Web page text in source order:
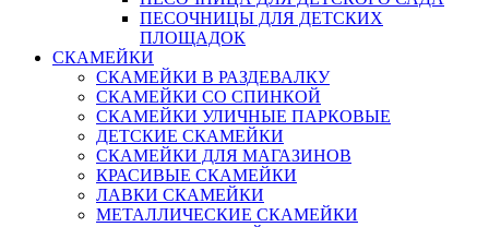
ПЕСОЧНИЦЫ ДЛЯ ДЕТСКИХ
ПЛОЩАДОК
СКАМЕЙКИ
СКАМЕЙКИ В РАЗДЕВАЛКУ
СКАМЕЙКИ СО СПИНКОЙ
СКАМЕЙКИ УЛИЧНЫЕ ПАРКОВЫЕ
ДЕТСКИЕ СКАМЕЙКИ
СКАМЕЙКИ ДЛЯ МАГАЗИНОВ
КРАСИВЫЕ СКАМЕЙКИ
ЛАВКИ СКАМЕЙКИ
МЕТАЛЛИЧЕСКИЕ СКАМЕЙКИ